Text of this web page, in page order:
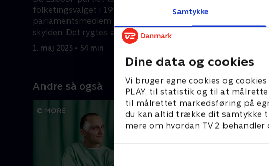
Samtykke
Dine data og cookies
Vi bruger egne cookies og
PLAY, til statistik og til at
til målrettet markedsføring på
du kan altid trække dit samtykke
mere om hvordan TV 2
folketingsvalget i 1970, får
parlamentsmedlem John Stonehouse
skylden. Det rygtes, at han er en
bedrager og endda udenlandsk spion.
1. maj 2023 • 54 min
Melbourne i
Andre så også